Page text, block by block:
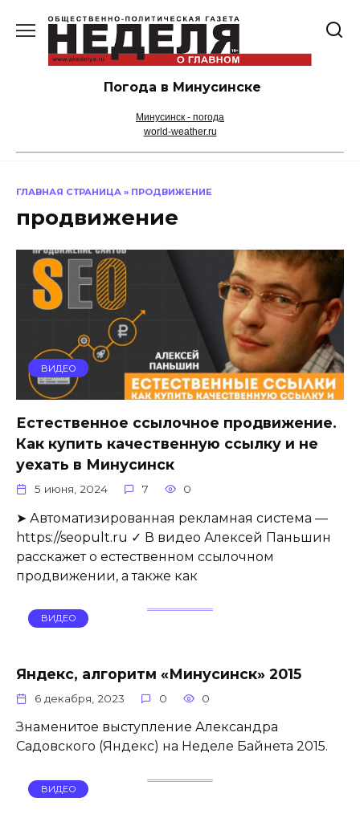
содержанию
Погода в Минусинске
Минусинск - погода
world-weather.ru
ГЛАВНАЯ СТРАНИЦА » ПРОДВИЖЕНИЕ
продвижение
ВИДЕО
Естественное ссылочное продвижение.
Как купить качественную ссылку и не
уехать в Минусинск
5 июня, 2024 7 0
➤ Автоматизированная рекламная система —
https://seopult.ru ✓ В видео Алексей Паньшин
расскажет о естественном ссылочном
продвижении, а также как
ВИДЕО
Яндекс, алгоритм «Минусинск» 2015
6 декабря, 2023 0 0
Знаменитое выступление Александра
Садовского (Яндекс) на Неделе Байнета 2015.
ВИДЕО